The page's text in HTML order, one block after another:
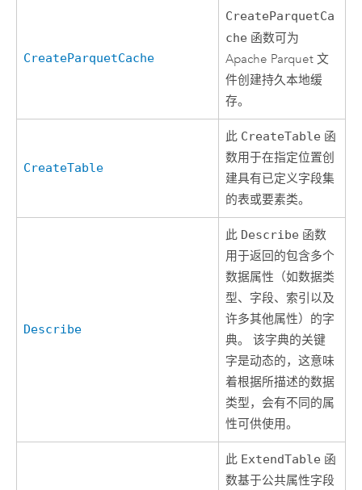
CreateParquetCache
CreateParquetCa
che 函数可为
Apache Parquet 文
件创建持久本地缓
存。
CreateTable
此 CreateTable 函
数用于在指定位置创
建具有已定义字段集
的表或要素类。
Describe
此 Describe 函数
用于返回的包含多个
数据属性（如数据类
型、字段、索引以及
许多其他属性）的字
典。 该字典的关键
字是动态的，这意味
着根据所描述的数据
类型，会有不同的属
性可供使用。
此 ExtendTable 函
数基于公共属性字段